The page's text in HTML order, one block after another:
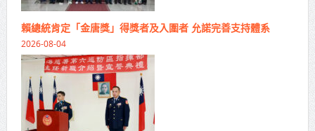
賴總統肯定「金唐獎」得獎者及入圍者 允諾完善支持體系
2026-08-04